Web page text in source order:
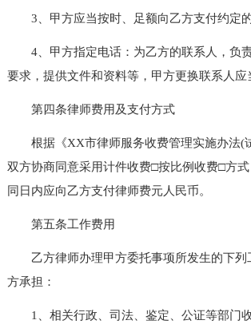
3、甲方应当按时、足额向乙方支付约定
4、甲方指定电话：为乙方的联系人，负
要求，提供文件和资料等，甲方更换联系人应
第四条律师费用及支付方式
根据《XX市律师服务收费管理实施办法(
双方协商同意采用计件收费□按比例收费□方
同日内应向乙方支付律师费元人民币。
第五条工作费用
乙方律师办理甲方委托事项所发生的下列
方承担：
1、相关行政、司法、鉴定、公证等部门